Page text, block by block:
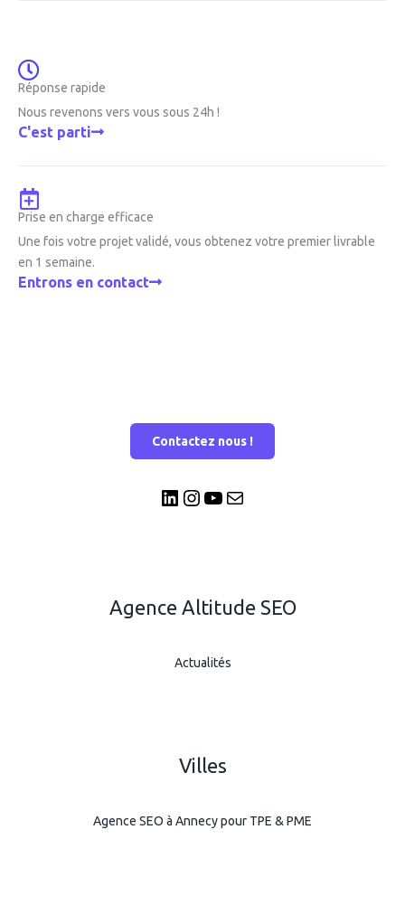
Réponse rapide
Nous revenons vers vous sous 24h !
C'est parti
Prise en charge efficace
Une fois votre projet validé, vous obtenez votre premier livrable
en 1 semaine.
Entrons en contact
Contactez nous !
Agence Altitude SEO
Actualités
Villes
Agence SEO à Annecy pour TPE & PME